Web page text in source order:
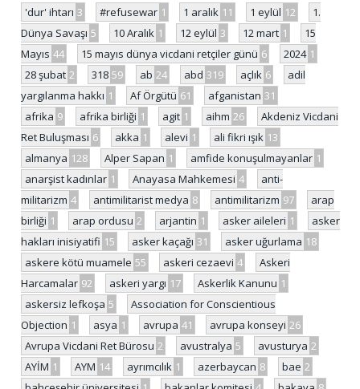
'dur' ihtarı 3 #refusewar 1 1 aralık 11 1 eylül 12
1.
Dünya Savaşı 5 10 Aralık 1 12 eylül 3 12 mart 1
15
Mayıs 44 15 mayıs dünya vicdani retçiler günü 6 2024 1
28 şubat 2 318 59 ab 24 abd 319 açlık 6
adil
yargılanma hakkı 1 Af Örgütü 61 afganistan 31
afrika 9 afrika birliği 1 agit 1 aihm 26
Akdeniz Vicdani
Ret Buluşması 6 akka 1 alevi 1 ali fikri ışık 13
almanya 128 Alper Sapan 1 amfide konuşulmayanlar 1
anarşist kadınlar 1 Anayasa Mahkemesi 4
anti-
militarizm 4 antimilitarist medya 8 antimilitarizm 97
arap
birliği 1 arap ordusu 2 arjantin 1 asker aileleri 1
asker
hakları inisiyatifi 15 asker kaçağı 31 asker uğurlama 18
askere kötü muamele 55 askeri cezaevi 4
Askeri
Harcamalar 92 askeri yargı 17 Askerlik Kanunu 1
askersiz lefkoşa 5
Association for Conscientious
Objection 1 asya 1 avrupa 41 avrupa konseyi 26
Avrupa Vicdani Ret Bürosu 2 avustralya 5 avusturya 2
AYİM 1 AYM 14 ayrımcılık 1 azerbaycan 8 bae 2